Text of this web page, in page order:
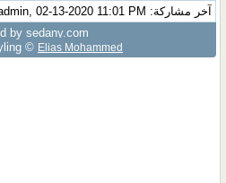
آخر مشاركة: admin, 02-13-2020 11:01 PM
by sedany.com
© Elias Mohammed